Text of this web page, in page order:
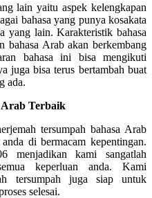
lain yaitu aspek kelengkapan
bahasa yang punya kosakata
yang lain. Karakteristik bahasa
bahasa Arab akan berkembang
bahasa ini bisa mengikuti
juga bisa terus bertambah buat
ada.
Arab Terbaik
tersumpah bahasa Arab
di bermacam kepentingan.
menjadikan kami sangatlah
keperluan anda. Kami
tersumpah juga siap untuk
selesai.